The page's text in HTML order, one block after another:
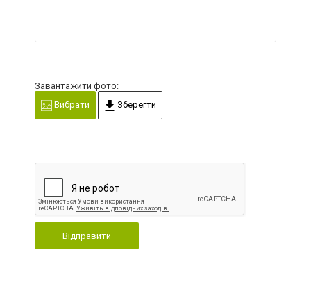
Завантажити фото:
Вибрати
Зберегти
Відправити